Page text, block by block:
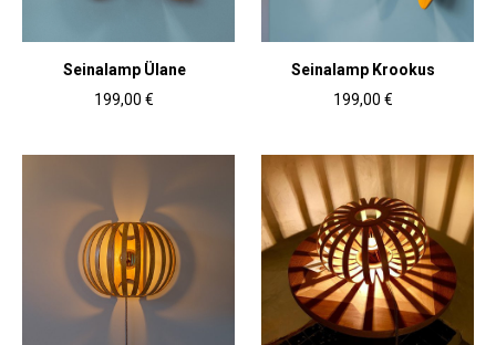
Seinalamp Ülane
199,00 €
Seinalamp Krookus
199,00 €